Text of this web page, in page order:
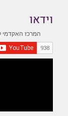
וידאו